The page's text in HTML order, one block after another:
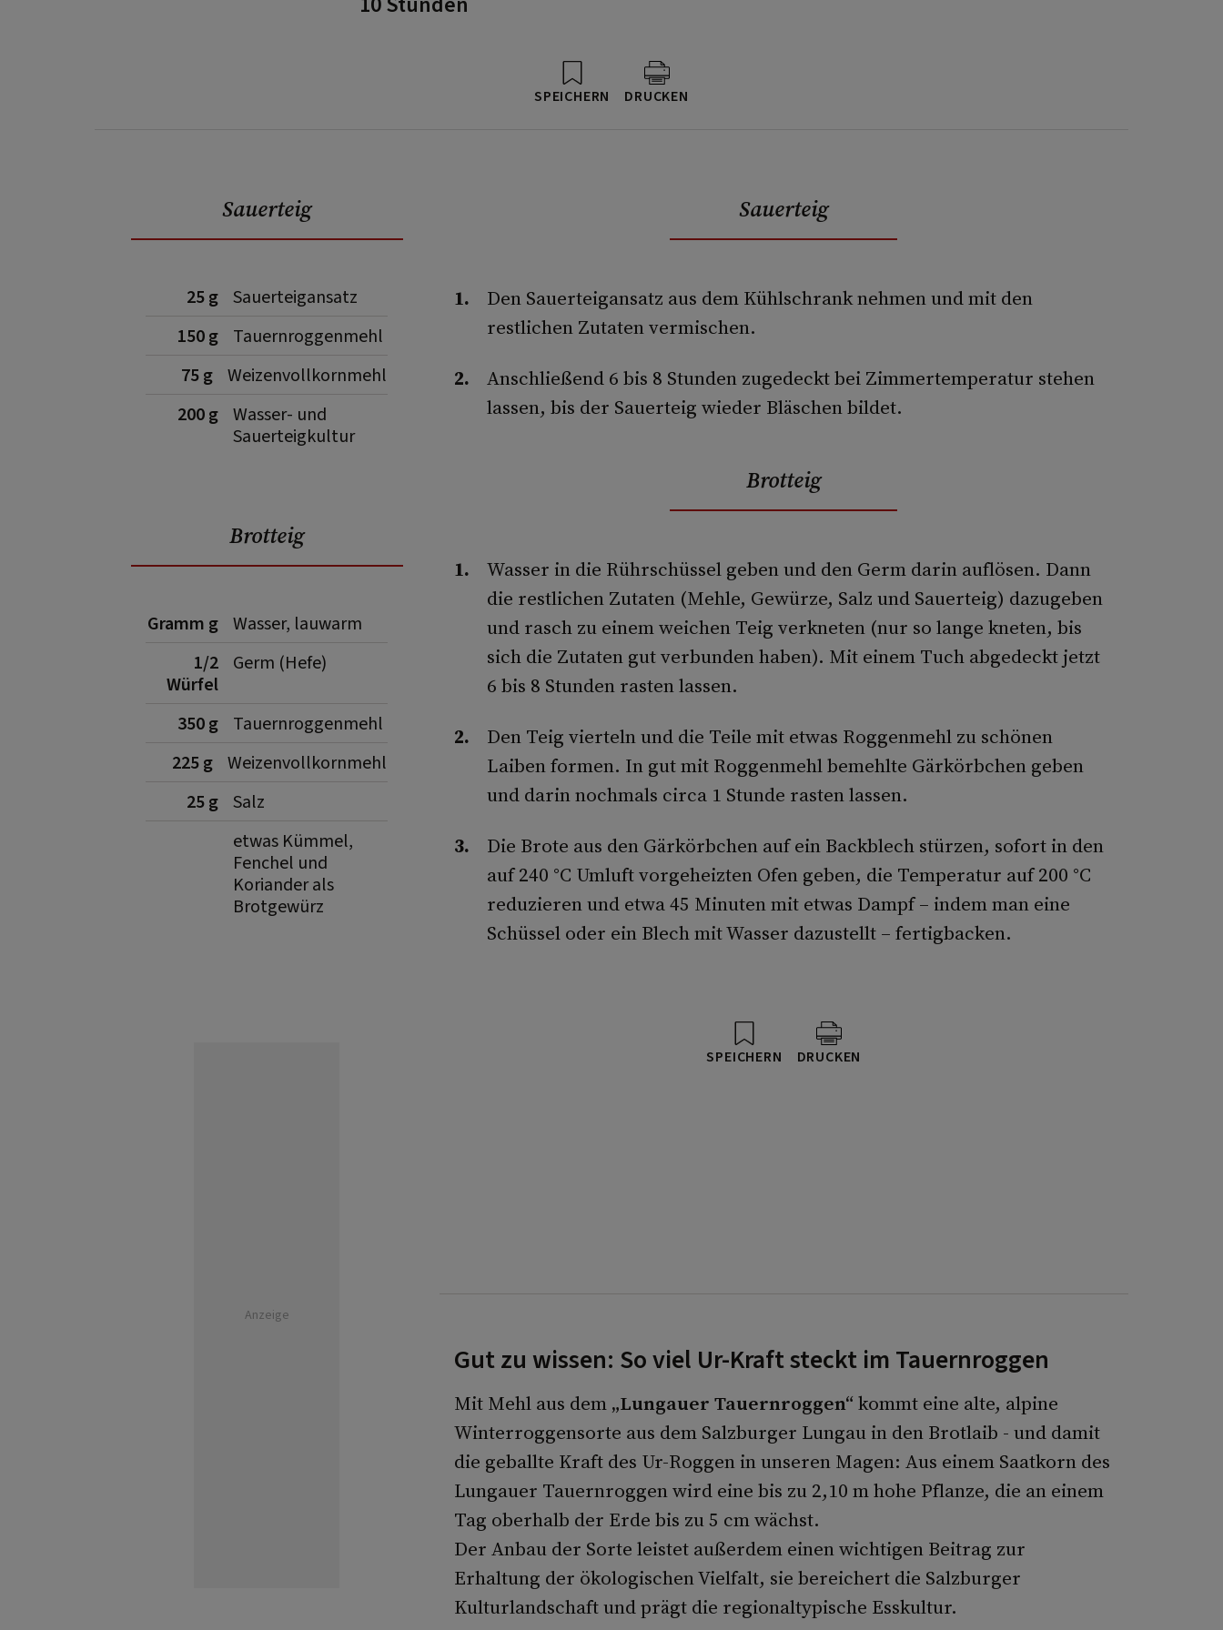
SPEICHERN DRUCKEN
Sauerteig
25 g Sauerteigansatz
150 g
Tauernroggenmehl
75 g Weizenvollkornmehl
200 g Wasser- und
Sauerteigkultur
Brotteig
Gramm g Wasser, lauwarm
1/2
Würfel
Germ (Hefe)
350 g
Tauernroggenmehl
225 g Weizenvollkornmehl
25 g Salz
etwas Kümmel,
Fenchel und
Koriander als
Brotgewürz
Anzeige
Sauerteig
Den Sauerteigansatz aus dem Kühlschrank nehmen und mit den
restlichen Zutaten vermischen.
Anschließend 6 bis 8 Stunden zugedeckt bei Zimmertemperatur stehen
lassen, bis der Sauerteig wieder Bläschen bildet.
Brotteig
Wasser in die Rührschüssel geben und den Germ darin auflösen. Dann
die restlichen Zutaten (Mehle, Gewürze, Salz und Sauerteig) dazugeben
und rasch zu einem weichen Teig verkneten (nur so lange kneten, bis
sich die Zutaten gut verbunden haben). Mit einem Tuch abgedeckt jetzt
6 bis 8 Stunden rasten lassen.
Den Teig vierteln und die Teile mit etwas Roggenmehl zu schönen
Laiben formen. In gut mit Roggenmehl bemehlte Gärkörbchen geben
und darin nochmals circa 1 Stunde rasten lassen.
Die Brote aus den Gärkörbchen auf ein Backblech stürzen, sofort in den
auf 240 °C Umluft vorgeheizten Ofen geben, die Temperatur auf 200 °C
reduzieren und etwa 45 Minuten mit etwas Dampf – indem man eine
Schüssel oder ein Blech mit Wasser dazustellt – fertigbacken.
SPEICHERN DRUCKEN
Gut zu wissen: So viel Ur-Kraft steckt im Tauernroggen
Mit Mehl aus dem „Lungauer Tauernroggen“ kommt eine alte, alpine
Winterroggensorte aus dem Salzburger Lungau in den Brotlaib - und damit
die geballte Kraft des Ur-Roggen in unseren Magen: Aus einem Saatkorn des
Lungauer Tauernroggen wird eine bis zu 2,10 m hohe Pflanze, die an einem
Tag oberhalb der Erde bis zu 5 cm wächst.
Der Anbau der Sorte leistet außerdem einen wichtigen Beitrag zur
Erhaltung der ökologischen Vielfalt, sie bereichert die Salzburger
Kulturlandschaft und prägt die regionaltypische Esskultur.